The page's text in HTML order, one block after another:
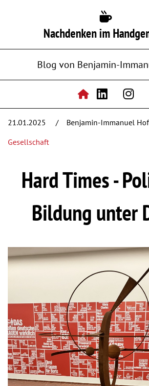
Nachdenken im
Blog von Benjamin-
21.01.2025
Benjamin-Immanuel
Gesellschaft
Hard Times -
Bildung unter